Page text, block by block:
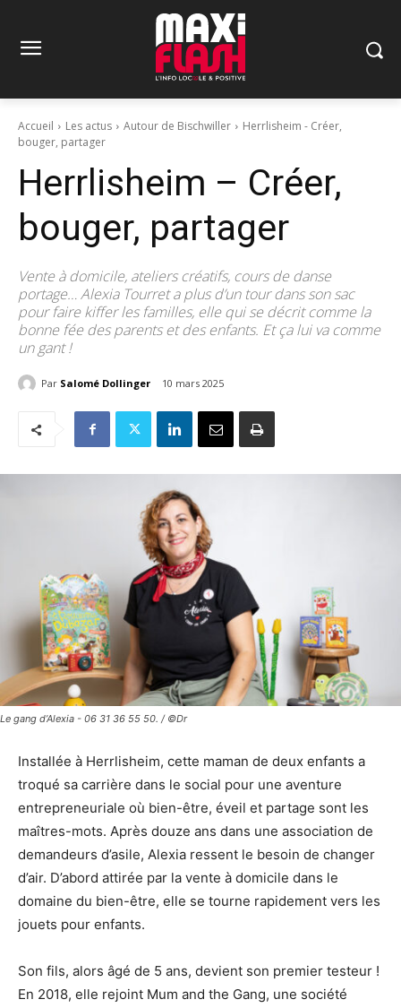
Accueil Les actus Autour de Bischwiller
Herrlisheim - Créer,
bouger, partager
Herrlisheim – Créer,
bouger, partager
Vente à domicile, ateliers créatifs, cours de danse
portage… Alexia Tourret a plus d’un tour dans son sac
pour faire kiffer les familles, elle qui se décrit comme la
bonne fée des parents et des enfants. Et ça lui va comme
un gant !
Par Salomé Dollinger 10 mars 2025
Le gang d’Alexia - 06 31 36 55 50. / ©Dr
Installée à Herrlisheim, cette maman de deux enfants a
troqué sa carrière dans le social pour une aventure
entrepreneuriale où bien-être, éveil et partage sont les
maîtres-mots. Après douze ans dans une association de
demandeurs d’asile, Alexia ressent le besoin de changer
d’air. D’abord attirée par la vente à domicile dans le
domaine du bien-être, elle se tourne rapidement vers les
jouets pour enfants.
Son fils, alors âgé de 5 ans, devient son premier testeur !
En 2018, elle rejoint Mum and the Gang, une société